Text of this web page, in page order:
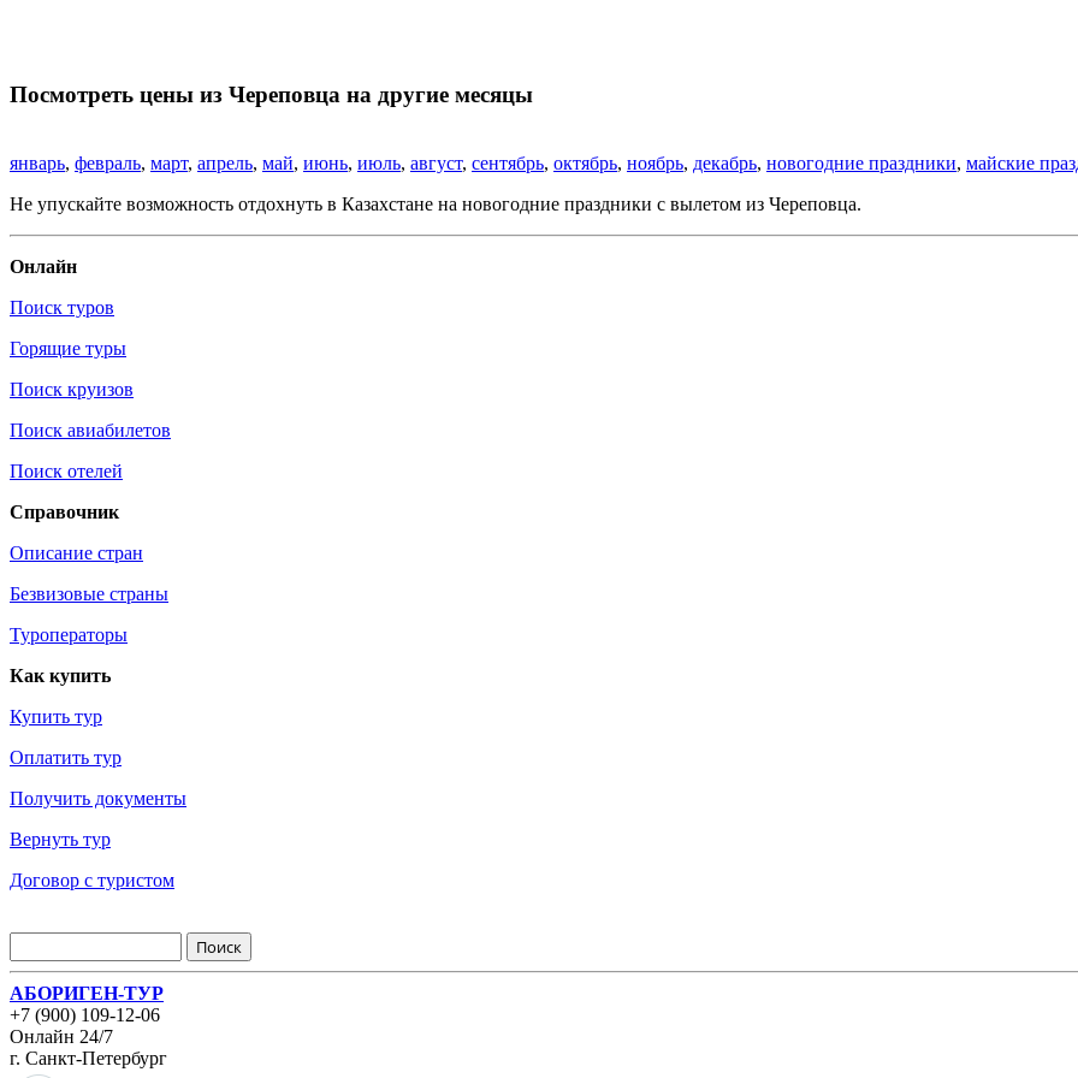
Посмотреть цены из Череповца на другие месяцы
январь, февраль, март, апрель, май, июнь, июль, август, сентябрь, октябрь, ноябрь, декабрь, новогодние праздники, майские
Не упускайте возможность отдохнуть в Казахстане на новогодние праздники с вылетом из Череповца.
Онлайн
Поиск туров
Горящие туры
Поиск круизов
Поиск авиабилетов
Поиск отелей
Справочник
Описание стран
Безвизовые страны
Туроператоры
Как купить
Купить тур
Оплатить тур
Получить документы
Вернуть тур
Договор с туристом
АБОРИГЕН-ТУР
+7 (900) 109-12-06
Онлайн 24/7
г. Санкт-Петербург